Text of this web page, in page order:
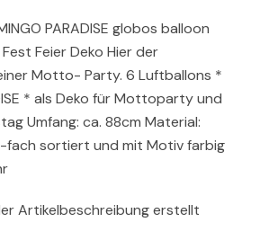
PARADISE globos balloon
Feier Deko Hier der
Motto- Party. 6 Luftballons *
* als Deko für Mottoparty und
Umfang: ca. 88cm Material:
fach sortiert und mit Motiv farbig
Artikelbeschreibung erstellt